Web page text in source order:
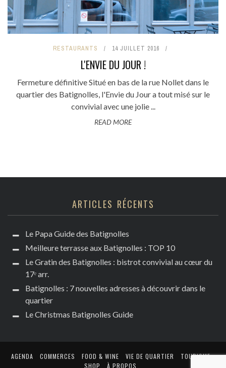
RESTAURANTS 14 JUILLET 2016
L'ENVIE DU JOUR !
Fermeture définitive Situé en bas de la rue Nollet dans le
quartier des Batignolles, l'Envie du Jour a tout misé sur le
convivial avec une jolie ...
READ MORE
ARTICLES RÉCENTS
Le Papa Guide des Batignolles
Meilleure terrasse aux Batignolles : TOP 10
Le Gratin des Batignolles : bistrot convivial au cœur du
17ᵉ arr.
Batignolles : 7 nouvelles adresses à découvrir dans le
quartier
Le Christmas Batignolles Guide
AGENDA COMMERCES FOOD & WINE VIE DE QUARTIER
TOURISME
SHOP
À PROPOS